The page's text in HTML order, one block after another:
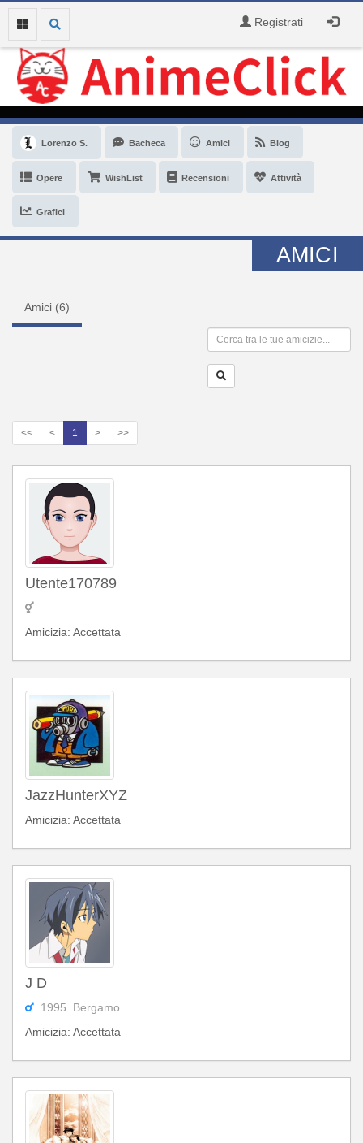
Registrati
Lorenzo S. Bacheca Amici Blog
Opere WishList Recensioni Attività
Grafici
AMICI
Amici (6)
<< < 1 > >>
Utente170789
Amicizia: Accettata
JazzHunterXYZ
Amicizia: Accettata
J D
1995 Bergamo
Amicizia: Accettata